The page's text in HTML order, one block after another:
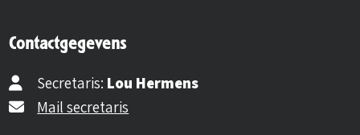
Contactgegevens
Secretaris: Lou Hermens
Mail secretaris